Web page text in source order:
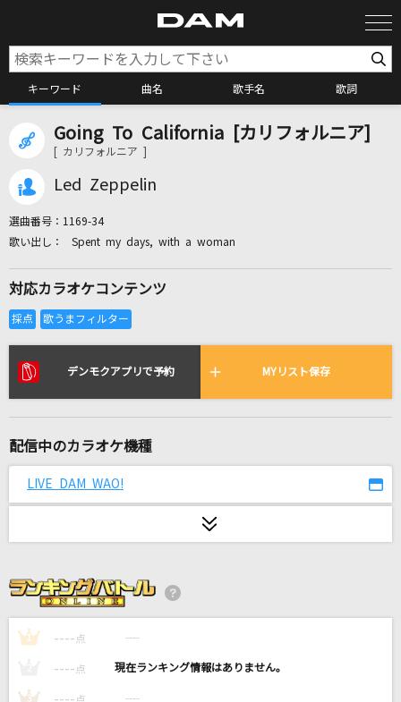
キーワード 曲名 歌手名 歌詞
カラオケ検索
リアルタイムで歌われている曲の一覧
花束のかわりにメロディーを
Spicy
夢見が丘
B'z
Going To California [カリフォルニア]
[ カリフォルニア ]
Led Zeppelin
選曲番号： 1169-34
Spent my days, with a woman
対応カラオケコンテンツ
デンモクアプリで予約 MYリスト保存
配信中のカラオケ機種
LIVE DAM WAO!
1 ---- 点 ----
---- 点 ----
3 ---- ----